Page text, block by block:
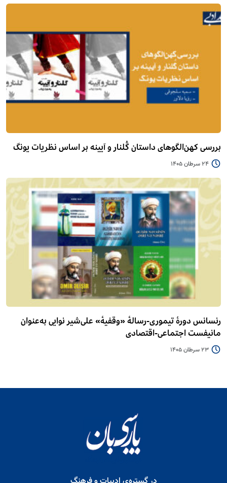
بررسی کهن‌الگوهای داستان گُلنار و آیینه بر اساس نظریات یونگ
24 سرطان 1405
رنسانس دورۀ تیموری-رسالۀ «وقفیۀ» علی‌شیر نوایی به‌عنوان
مانیفست اجتماعی-اقتصادی
23 سرطان 1405